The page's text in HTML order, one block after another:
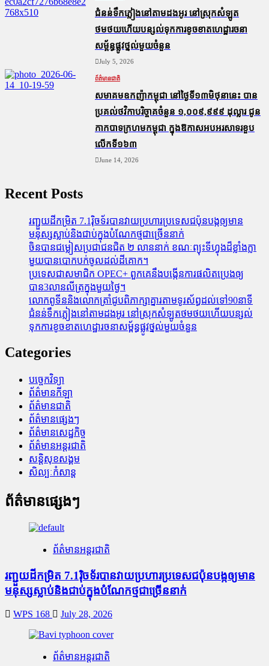
ជំនន់​ទឹកភ្លៀង​នៅ​តាម​ដងអូរ​ នៅ​ស្រុក​សំឡូត​
ថមថយ​ហើយ​បន្សល់​ទុក​ការ​ខូចខាត​ហេដ្ឋារចនា
សម្ព័ន្ធ​ផ្លូវថ្នល់​មួយ​ចំនួន
July 5, 2026
ព័ត៌មានជាតិ
សមាគមឧកញ៉ាកម្ពុជា នៅថ្ងៃទី១៣មិថុនានេះ បាន
ប្រគល់ថវិកាបរិច្ចាគចំនួន ១,០០៩,៩៩៩ ដុល្លារ ជូន
កាកបាទក្រហមកម្ពុជា ក្នុងឱកាសអបអរសាទរខួប
លើកទី១៦៣
June 14, 2026
Recent Posts
រញ្ជួយដីកម្រិត​ 7.1រ៉ិចទ័របានវាយប្រហារប្រទេសជប៉ុនបង្កឲ្យមាន
មនុស្សស្លាប់​និង​ជាប់ក្នុងបំណែកថ្មជាច្រើននាក់
ចិនបានជម្លៀសប្រជាជនជិត ២ លាននាក់ ខណៈព្យុះទីហ្វុងដ៏ខ្លាំងក្លា
មួយបានបោកបក់ចូលដល់ដីគោក។
ប្រទេសជាសមាជិក OPEC+​ ពួកគេនឹងបង្កើនការផលិតប្រេងឲ្យ
បាន3លានលីត្រក្នុងមួយថ្ងៃ។
លោកពូទីននិងលោកត្រាំជូបពិភាក្សាគ្នារតាមទូរស័ព្ធដល់ទៅ90នាទី
ជំនន់​ទឹកភ្លៀង​នៅ​តាម​ដងអូរ​ នៅ​ស្រុក​សំឡូត​ថមថយ​ហើយ​បន្សល់​
ទុក​ការ​ខូចខាត​ហេដ្ឋារចនាសម្ព័ន្ធ​ផ្លូវថ្នល់​មួយ​ចំនួន
Categories
បច្ចេកវិទ្យា
ព័ត៌មានកីឡា
ព័ត៌មានជាតិ
ព័ត៌មានផ្សេងៗ
ព័ត៌មានសេដ្ឋកិច្ច
ព័ត៌មានអន្តរជាតិ
សន្តិសុខសង្គម
សិល្បៈកំសាន្ត
ព័ត៌មានផ្សេងៗ
ព័ត៌មានអន្តរជាតិ
រញ្ជួយដីកម្រិត​ 7.1រ៉ិចទ័របានវាយប្រហារប្រទេសជប៉ុនបង្កឲ្យមាន
មនុស្សស្លាប់​និង​ជាប់ក្នុងបំណែកថ្មជាច្រើននាក់
WPS 168 July 28, 2026
ព័ត៌មានអន្តរជាតិ